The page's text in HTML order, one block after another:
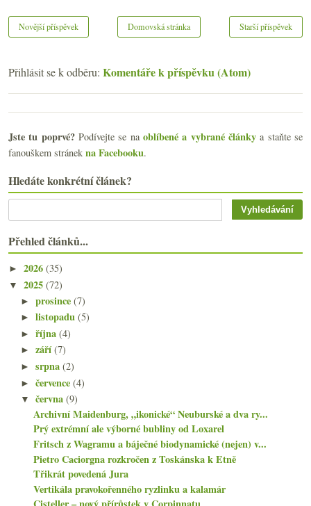
Novější příspěvek Starší příspěvek
Domovská stránka
Přihlásit se k odběru: Komentáře k příspěvku (Atom)
Jste tu poprvé?Podívejte se naoblíbené a vybrané články a staňte se
fanouškem stránek na Facebooku.
Hledáte konkrétní článek?
Přehled článků...
► 2026 (35)
▼ 2025 (72)
►prosince(7)
►listopadu(5)
►října(4)
►září(7)
►srpna(2)
►července(4)
▼června(9)
Archivní Maidenburg, „ikonické“ Neuburské a dva ry...
Prý extrémní ale výborné bubliny od Loxarel
Fritsch z Wagramu a báječné biodynamické (nejen) v...
Pietro Caciorgna rozkročen z Toskánska k Etně
Třikrát povedená Jura
Vertikála pravokořenného ryzlinku a kalamár